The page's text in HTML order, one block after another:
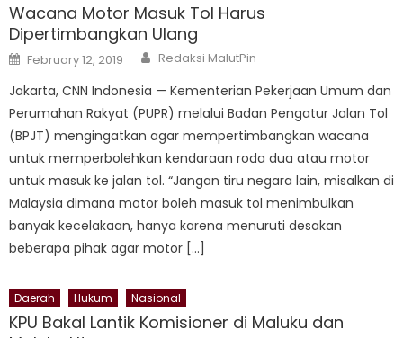
Wacana Motor Masuk Tol Harus
Dipertimbangkan Ulang
Posted
on
February 12, 2019 Author
Redaksi MalutPin
Jakarta, CNN Indonesia — Kementerian Pekerjaan Umum dan
Perumahan Rakyat (PUPR) melalui Badan Pengatur Jalan Tol
(BPJT) mengingatkan agar mempertimbangkan wacana
untuk memperbolehkan kendaraan roda dua atau motor
untuk masuk ke jalan tol. “Jangan tiru negara lain, misalkan di
Malaysia dimana motor boleh masuk tol menimbulkan
banyak kecelakaan, hanya karena menuruti desakan
beberapa pihak agar motor […]
Daerah Hukum Nasional
KPU Bakal Lantik Komisioner di Maluku dan